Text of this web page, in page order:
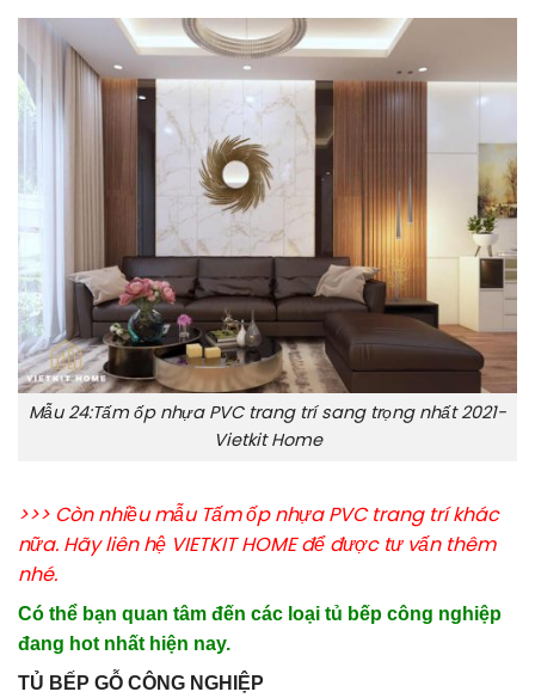
Mẫu 24:Tấm ốp nhựa PVC trang trí sang trọng nhất 2021-
Vietkit Home
>>> Còn nhiều mẫu Tấm ốp nhựa PVC trang trí khác
nữa. Hãy liên hệ VIETKIT HOME để được tư vấn thêm
nhé.
Có thể bạn quan tâm đến các loại tủ bếp công nghiệp
đang hot nhất hiện nay.
TỦ BẾP GỖ CÔNG NGHIỆP